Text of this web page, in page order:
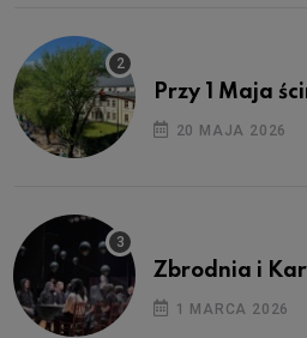
Przy 1 Maja
20 MAJA 2026
Zbrodnia i
1 MARCA 2026